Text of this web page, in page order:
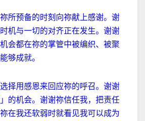
所预备的时刻向祢献上感谢。谢
机与一切的对齐正在发生。谢谢
会都在祢的掌管中被编织、被聚
够成就。
择用感恩来回应祢的呼召。谢谢
的机会。谢谢祢信任我，把责任
在我还软弱时就看见我可以成为